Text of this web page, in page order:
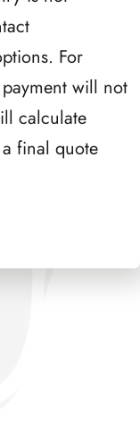
3
For
will not
calculate
final quote